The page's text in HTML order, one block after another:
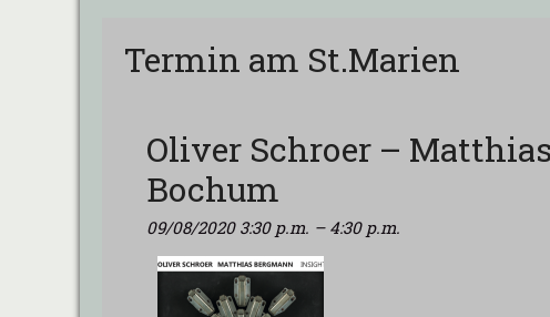
Termin am St.Marien
Oliver Schroer –
Bochum
09/08/2020 3:30 p.m. – 4:30 p.m.